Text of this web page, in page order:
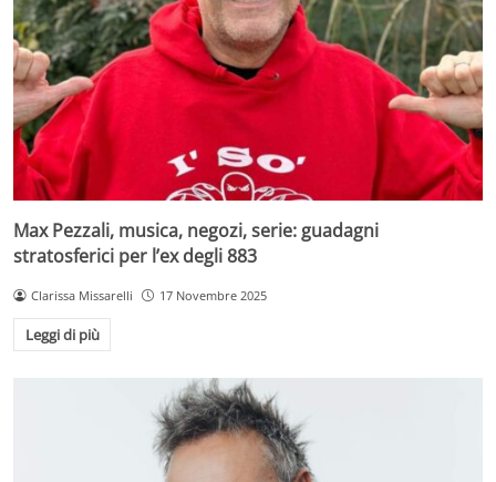
Max Pezzali, musica, negozi, serie: guadagni
stratosferici per l’ex degli 883
Clarissa Missarelli 17 Novembre 2025
Leggi di più